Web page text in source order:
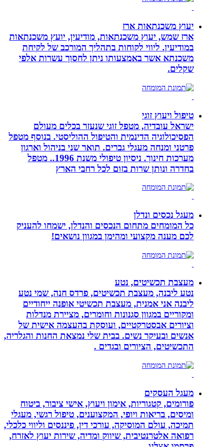
יעוץ משכנתאות ארז
ארז שמש, יעוץ משכנתאות, מודיעין, יועץ משכנתאות
במודיעין. ליווי לקוחות בתהליך המורכב של לקיחת
משכנתא אשר באמצעותו ניתן לחסוך עשרות אלפי
שקלים.
טיפול ויעוץ זוגי
ישראל עובדיה, מטפל זוגי שנעזר בכלים מעולם
הפסיכולוגיה הדינמית והטיפול ההוליסטי. בנוסף מטפל
פרטני ומנחה מעגלי גברים. תואר שני בניהול וארגון
מערכות חינוך. ניסיון טיפולי משנת 1996.. מטפל
בחדרה ונותן שרות בזום לכל רחבי הארץ
מעגל נכסים ונדלן
כל המומחים מתחום הנכסים והנדלן, ישמחו להעניק
לכם מענה מקצועי ומהימן במגוון נושאים!
מעצבת תכשיטים, נטע
נטע ליבנה, מעצבת תכשיטים, פרדס חנה, שמי נטע
ליבנה אני אמנית, מעצבת תכשיטי אופנה ייחודיים
ומקוריים במגוון סגנונות וחומרים, מציירת מנדלות
וציורים אבסטרקטיים, ועוסקת בהעצמה אישית של
אנשים ובעיקר נשים. בבית שלי נמצאת החנות והגלריה,
התכשיטים, הציורים ובגדים .
מעגל העסקים
פורומים, קטגוריות, אימון ויעוץ, אישי ציבור, ביטוח
ומיסים, בריאות ויופי, המקצוענים, טיפול רגשי, מעגלי
תמיכה, עולם המוסיקה, עורכי דין, פיננסים וליווי כלכלי,
רפואה אלטרנטיבית, שיווק ומדיה, שירות יעוץ לאזרח,